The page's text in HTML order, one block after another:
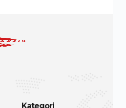
Kategori